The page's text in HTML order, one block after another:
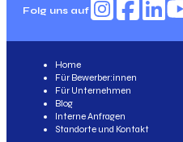
Folg uns auf
Home
Für Bewerber:innen
Für Unternehmen
Blog
Interne Anfragen
Standorte und Kontakt